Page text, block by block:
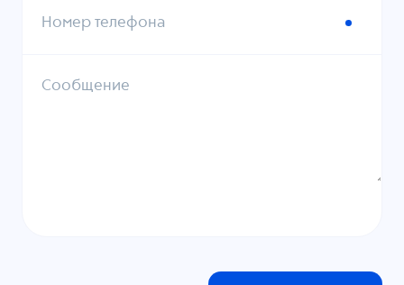
Номер телефона
Сообщение